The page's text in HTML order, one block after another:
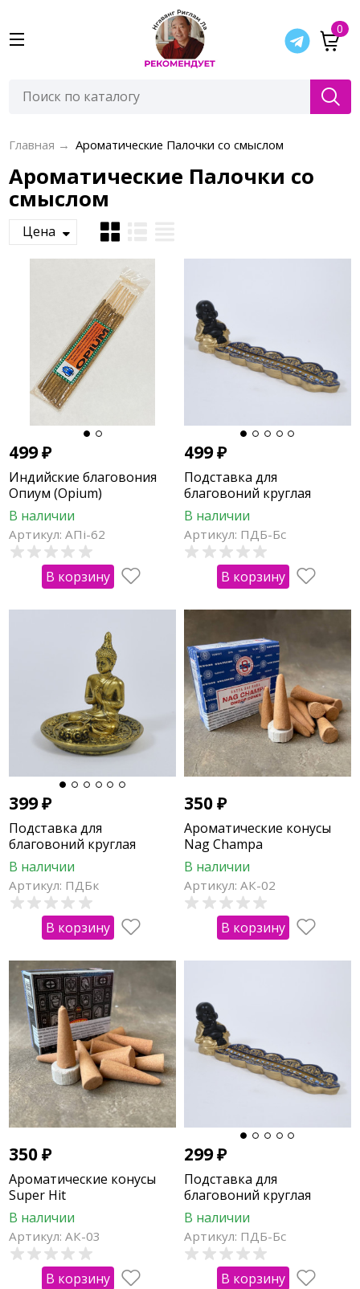
0
Главная → Ароматические Палочки со смыслом
Ароматические Палочки со
смыслом
Цена
499₽
Индийские благовония
Опиум (Opium)
RAMAKRISHNA (10 шт)
В наличии
Артикул: АПi-62
В корзину
499₽
Подставка для
благовоний круглая
"Будда
В наличии
Артикул: ПДБ-Бс
В корзину
399₽
Подставка для
благовоний круглая
"Будда"
В наличии
Артикул: ПДБк
В корзину
350₽
Ароматические конусы
Nag Champa
В наличии
Артикул: АК-02
В корзину
350₽
Ароматические конусы
Super Hit
В наличии
Артикул: АК-03
В корзину
299₽
Подставка для
благовоний круглая
"Будда"
В наличии
Артикул: ПДБ-Бс
В корзину